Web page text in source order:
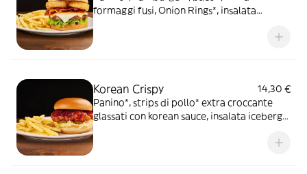
formaggi fusi, Onion Rings*, insalata
Korean Crispy
14,30 €
Panino*, strips di pollo* extra croccante
glassati con korean sauce, insalata iceberg,
cetriolini, servito con patate* Fries e salsa